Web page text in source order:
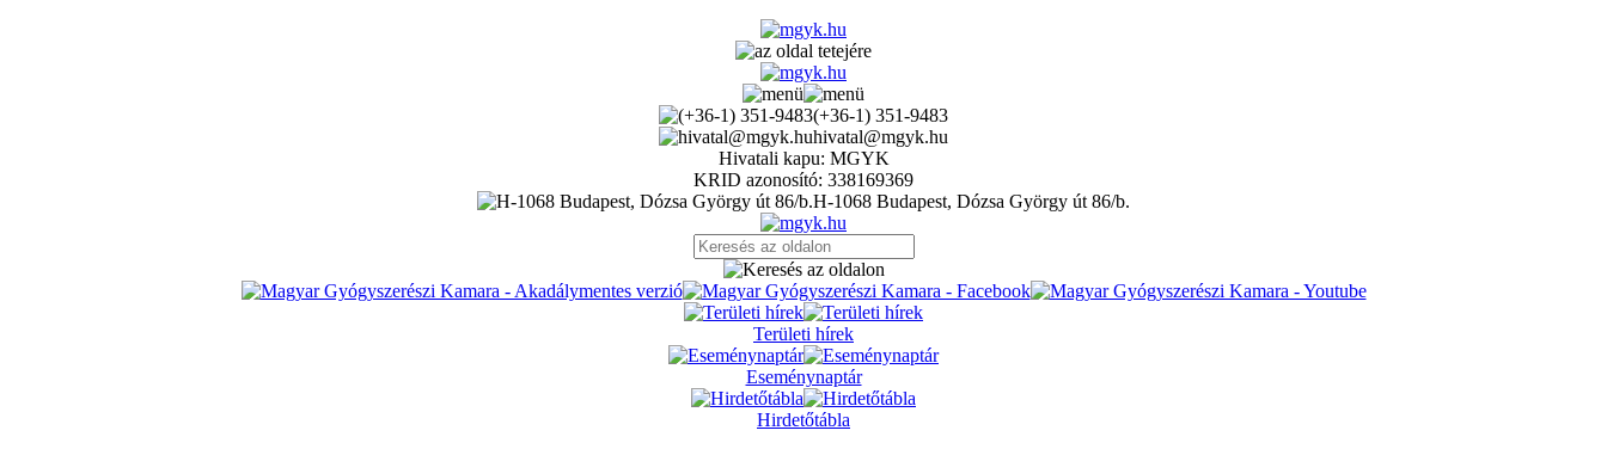
(+36-1) 351-9483
hivatal@mgyk.hu
Hivatali kapu: MGYK
KRID azonosító: 338169369
H-1068 Budapest, Dózsa György út 86/b.
Területi hírek
Eseménynaptár
Hirdetőtábla